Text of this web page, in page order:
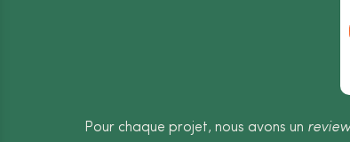
Pour chaque projet, nous avons un